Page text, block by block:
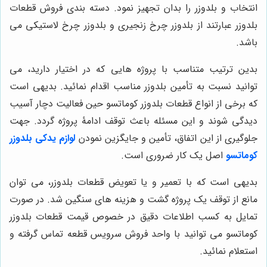
انتخاب و بلدوزر را بدان تجهیز نمود. دسته بندی فروش قطعات
بلدوزر عبارتند از بلدوزر چرخ زنجیری و بلدوزر چرخ لاستیکی می
باشد.
بدین ترتیب متناسب با پروژه هایی که در اختیار دارید، می
توانید نسبت به تأمین بلدوزر مناسب اقدام نمائید. بدیهی است
که برخی از انواع قطعات بلدوزر کوماتسو حین فعالیت دچار آسیب
دیدگی شوند و این مسئله باعث توقف ادامۀ پروژه گردد. جهت
جلوگیری از این اتفاق، تأمین و جایگزین نمودن لوازم یدکی بلدوزر
کوماتسو اصل یک کار ضروری است.
بدیهی است که با تعمیر و یا تعویض قطعات بلدوزر، می توان
مانع از توقف یک پروژه گشت و هزینه های سنگین شد. در صورت
تمایل به کسب اطلاعات دقیق در خصوص قیمت قطعات بلدوزر
کوماتسو می توانید با واحد فروش سرویس قطعه تماس گرفته و
استعلام نمائید.